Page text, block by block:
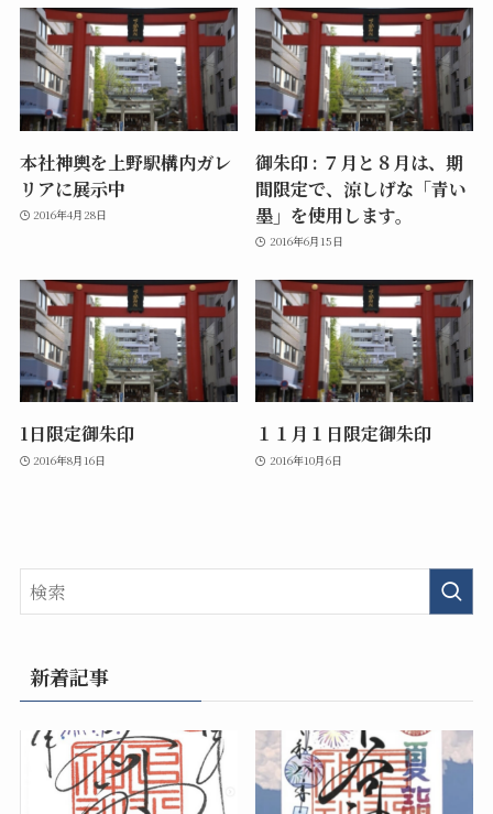
本社神輿を上野駅構内ガレ
リアに展示中
2016年4月28日
御朱印 : ７月と８月は、期
間限定で、涼しげな「青い
墨」を使用します。
2016年6月15日
1日限定御朱印
2016年8月16日
１１月１日限定御朱印
2016年10月6日
新着記事